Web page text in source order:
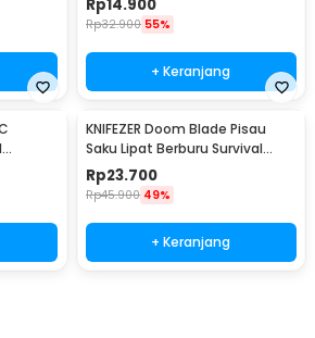
Rp14.900
Rp32.900 55%
+ Keranjang
KNIFEZER Doom Blade Pisau
Saku Lipat Berburu Survival
Knife EDC 200mm - 57HRC
Rp23.700
Rp45.900 49%
+ Keranjang